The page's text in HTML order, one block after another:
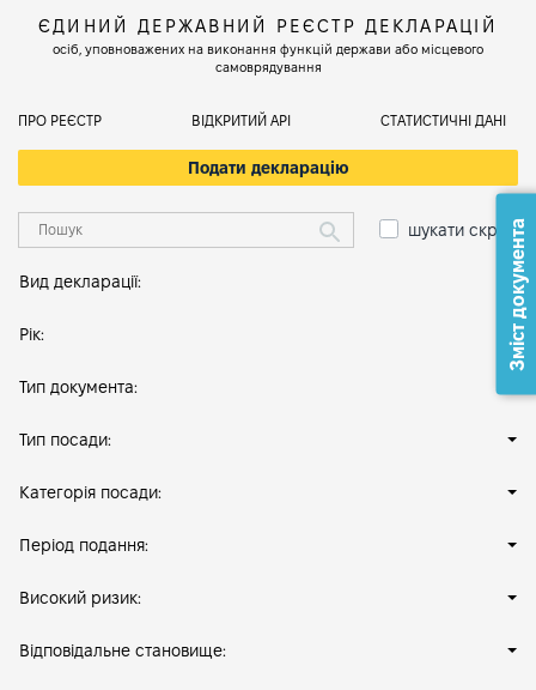
ЄДИНИЙ ДЕРЖАВНИЙ РЕЄСТР ДЕКЛАРАЦІЙ
осіб, уповноважених на виконання функцій держави або місцевого
самоврядування
ПРО РЕЄСТР ВІДКРИТИЙ АРІ СТАТИСТИЧНІ ДАНІ
Подати декларацію
шукати скрізь
Вид декларації:
Рік:
Тип документа:
Тип посади:
Категорія посади:
Період подання:
Високий ризик:
Відповідальне становище:
Зміст документа